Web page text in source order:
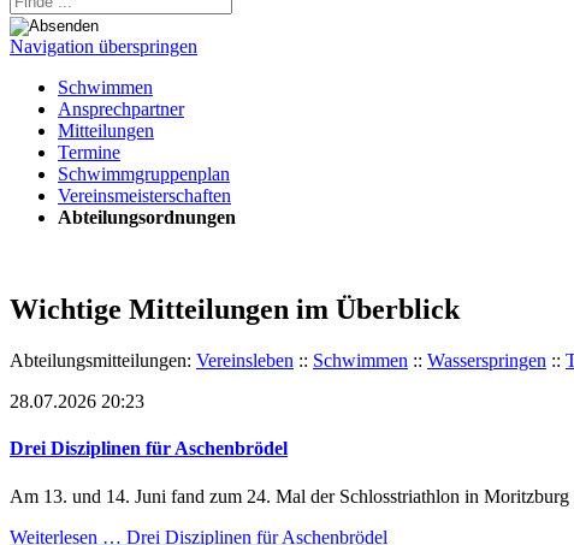
Navigation überspringen
Schwimmen
Ansprechpartner
Mitteilungen
Termine
Schwimmgruppenplan
Vereinsmeisterschaften
Abteilungsordnungen
Wichtige Mitteilungen im Überblick
Abteilungsmitteilungen: Vereinsleben :: Schwimmen :: Wasserspringen ::
28.07.2026 20:23
Drei Disziplinen für Aschenbrödel
Am 13. und 14. Juni fand zum 24. Mal der Schlosstriathlon in
Weiterlesen … Drei Disziplinen für Aschenbrödel